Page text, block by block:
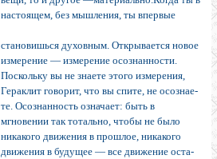
настоящем, без мышления, ты впервые
становишься духовным. Открывается новое
измерение — измерение осознанности.
Поскольку вы не знаете этого измерения,
Гераклит говорит, что вы спите, не осознае­
те. Осознанность означает: быть в
мгновении так то­тально, чтобы не было
никакого движения в прошлое, никакого
движения в будущее — все движение оста­